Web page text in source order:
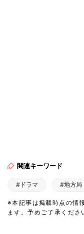
関連キーワード
#ドラマ #地方局
※本記事は掲載時点の情
ます。予めご了承くださ